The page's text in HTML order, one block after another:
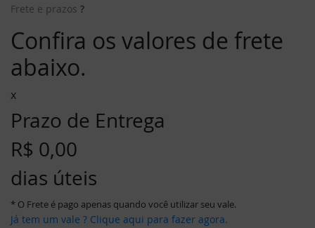
Frete e prazos ?
Confira os valores de frete
abaixo.
x
Prazo de Entrega
R$ 0,00
dias úteis
* O Frete é pago apenas quando você utilizar seu vale.
Já tem um vale ? Clique aqui para fazer agora.